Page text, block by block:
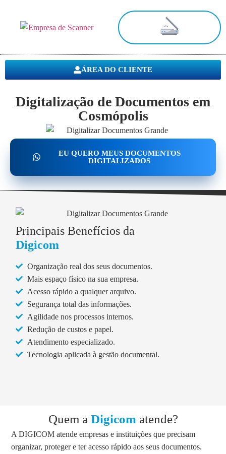
ÁREA DO CLIENTE
Digitalização de Documentos em
Cosmópolis
EU QUERO MEUS DOCUMENTOS
DIGITALIZADOS
Principais Benefícios da
Digicom
Organização real dos seus documentos.
Mais espaço físico na sua empresa.
Acesso rápido a qualquer arquivo.
Segurança total das informações.
Agilidade nos processos internos.
Redução de custos e papel.
Atendimento especializado.
Tecnologia aplicada à gestão documental.
Quem a Digicom atende?
A DIGICOM atende empresas e instituições que precisam
organizar, proteger e ter acesso rápido aos seus documentos.